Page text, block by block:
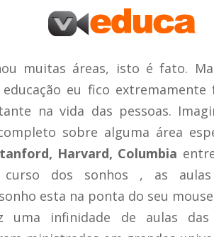
muitas áreas, isto é fato.
eu fico
na vida das pessoas.
sobre alguma área
Harvard, Columbia
dos sonhos , as aulas
esta na ponta do seu
infinidade de aulas das